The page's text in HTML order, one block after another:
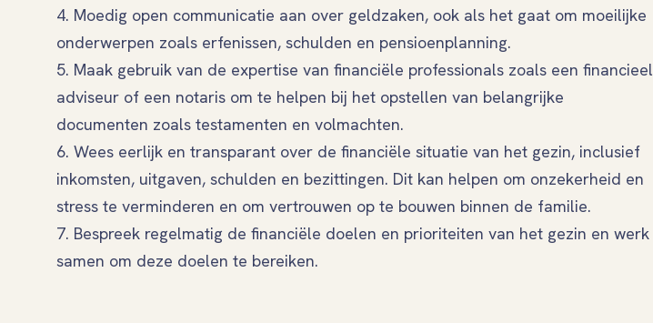
4. Moedig open communicatie aan over geldzaken, ook als het gaat om moeilijke
onderwerpen zoals erfenissen, schulden en pensioenplanning.
5. Maak gebruik van de expertise van financiële professionals zoals een financieel
adviseur of een notaris om te helpen bij het opstellen van belangrijke
documenten zoals testamenten en volmachten.
6. Wees eerlijk en transparant over de financiële situatie van het gezin, inclusief
inkomsten, uitgaven, schulden en bezittingen. Dit kan helpen om onzekerheid en
stress te verminderen en om vertrouwen op te bouwen binnen de familie.
7. Bespreek regelmatig de financiële doelen en prioriteiten van het gezin en werk
samen om deze doelen te bereiken.